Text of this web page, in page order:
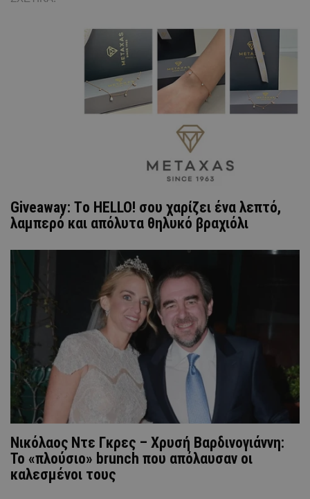
Giveaway: Τo HELLO! σου χαρίζει ένα λεπτό,
λαμπερό και απόλυτα θηλυκό βραχιόλι
Νικόλαος Ντε Γκρες – Χρυσή Βαρδινογιάννη:
Το «πλούσιο» brunch που απόλαυσαν οι
καλεσμένοι τους